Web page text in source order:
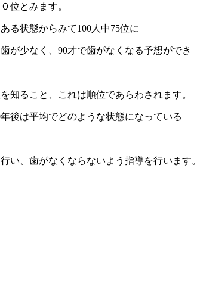
位とみます。
る状態からみて100人中75位に
が少なく、90才で歯がなくなる予想ができ
知ること、これは順位であらわされます。
後は平均でどのような状態になっている
い、歯がなくならないよう指導を行います。